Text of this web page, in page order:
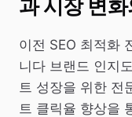
과 시장 변
이전 SEO 최적화
니다 브랜드 인지
트 성장을 위한 전
트 클릭율 향상을